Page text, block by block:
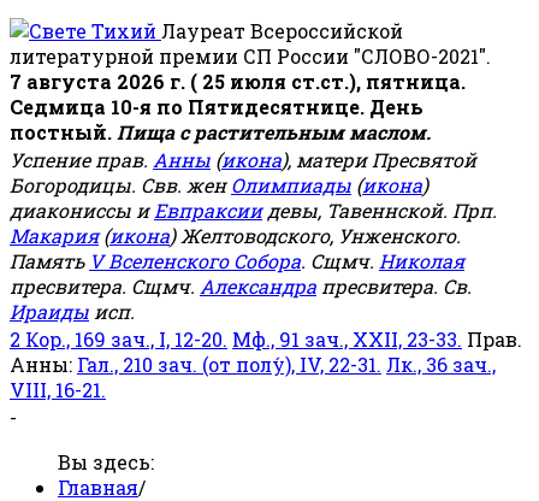
Лауреат Всероссийской
литературной премии СП России "СЛОВО-2021".
7 августа 2026 г. ( 25 июля ст.ст.), пятница.
Седмица 10-я по Пятидесятнице. День
постный. Пища с растительным маслом.
Успение прав. Анны (икона), матери Пресвятой
Богородицы. Свв. женОлимпиады (икона)
диакониссы иЕвпраксиидевы, Тавеннской. Прп.
Макария(икона) Желтоводского, Унженского.
Память V Вселенского Собора. Сщмч. Николая
пресвитера. Сщмч. Александра пресвитера. Св.
Ираиды исп.
2 Кор., 169 зач., I, 12-20. Мф., 91 зач., XXII, 23-33. Прав.
Анны: Гал., 210 зач. (от полу́), IV, 22-31. Лк., 36 зач.,
VIII, 16-21.
-
Вы здесь:
Главная/